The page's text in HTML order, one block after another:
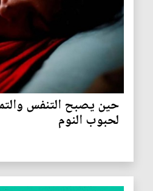
حين يصبح التنفس
لحبوب النوم